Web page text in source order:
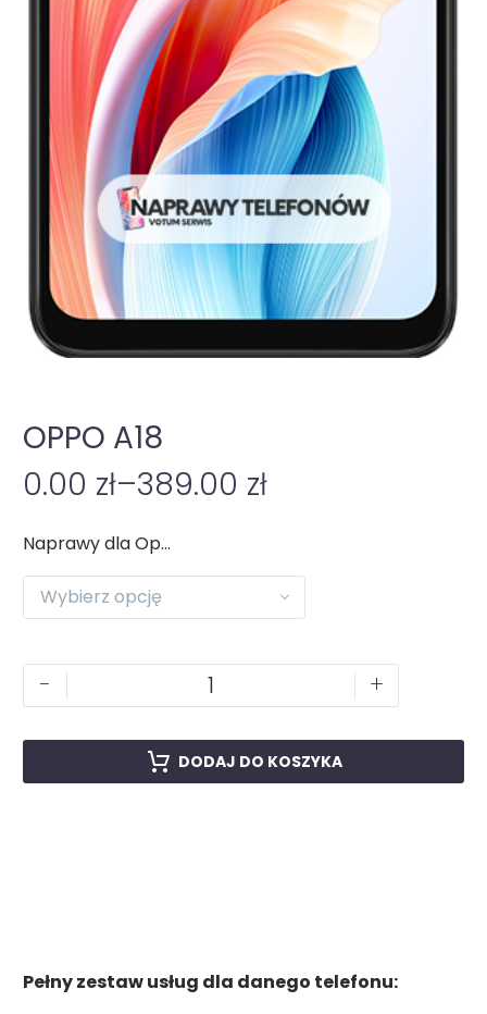
OPPO A18
0.00 zł–389.00 zł
Naprawy dla Oppo
Wybierz opcję
- +
DODAJ DO KOSZYKA
Pełny zestaw usług dla danego telefonu: